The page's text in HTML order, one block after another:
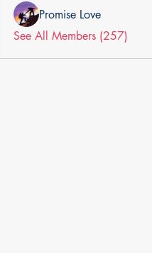
Promise Love
See All Members (257)